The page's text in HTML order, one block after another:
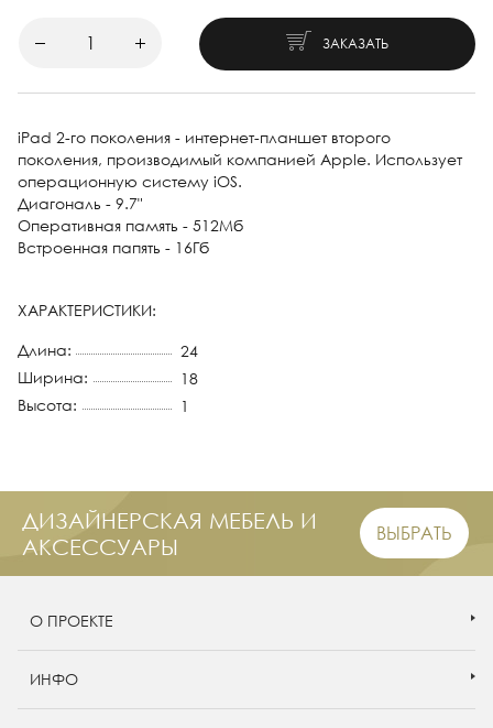
ЗАКАЗАТЬ
iPad 2-го поколения - интернет-планшет второго
поколения, производимый компанией Apple. Использует
операционную систему iOS.
Диагональ - 9.7"
Оперативная память - 512Мб
Встроенная папять - 16Гб
ХАРАКТЕРИСТИКИ:
Длина:
24
Ширина:
18
Высота:
1
ДИЗАЙНЕРСКАЯ МЕБЕЛЬ И
АКСЕССУАРЫ
ВЫБРАТЬ
О ПРОЕКТЕ
ИНФО